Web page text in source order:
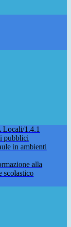
Locali/1.4.1
pubblici
in ambienti
alla
scolastico